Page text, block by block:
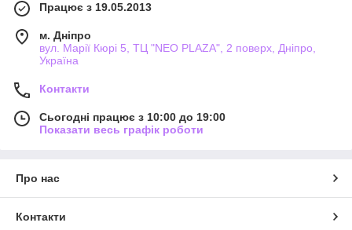
Працює з 19.05.2013
м. Дніпро
вул. Марії Кюрі 5, ТЦ "NEO PLAZA", 2 поверх, Дніпро,
Україна
Контакти
Сьогодні працює з 10:00 до 19:00
Показати весь графік роботи
Про нас
Контакти